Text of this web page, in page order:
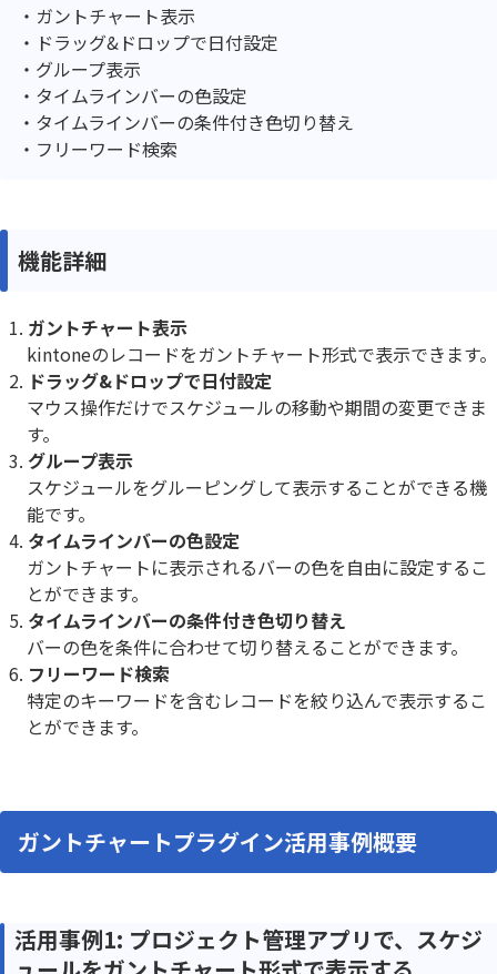
ガントチャート表示
ドラッグ&ドロップで日付設定
グループ表示
タイムラインバーの色設定
タイムラインバーの条件付き色切り替え
フリーワード検索
機能詳細
ガントチャート表示
kintoneのレコードをガントチャート形式で表示できます。
ドラッグ&ドロップで日付設定
マウス操作だけでスケジュールの移動や期間の変更できま
す。
グループ表示
スケジュールをグルーピングして表示することができる機
能です。
タイムラインバーの色設定
ガントチャートに表示されるバーの色を自由に設定するこ
とができます。
タイムラインバーの条件付き色切り替え
バーの色を条件に合わせて切り替えることができます。
フリーワード検索
特定のキーワードを含むレコードを絞り込んで表示するこ
とができます。
ガントチャートプラグイン活用事例概要
活用事例1: プロジェクト管理アプリで、スケジ